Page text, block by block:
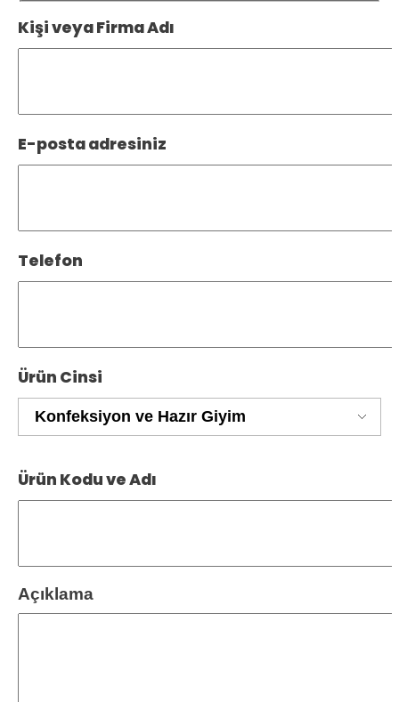
Kişi veya Firma Adı
E-posta adresiniz
Telefon
Ürün Cinsi
Ürün Kodu ve Adı
Açıklama